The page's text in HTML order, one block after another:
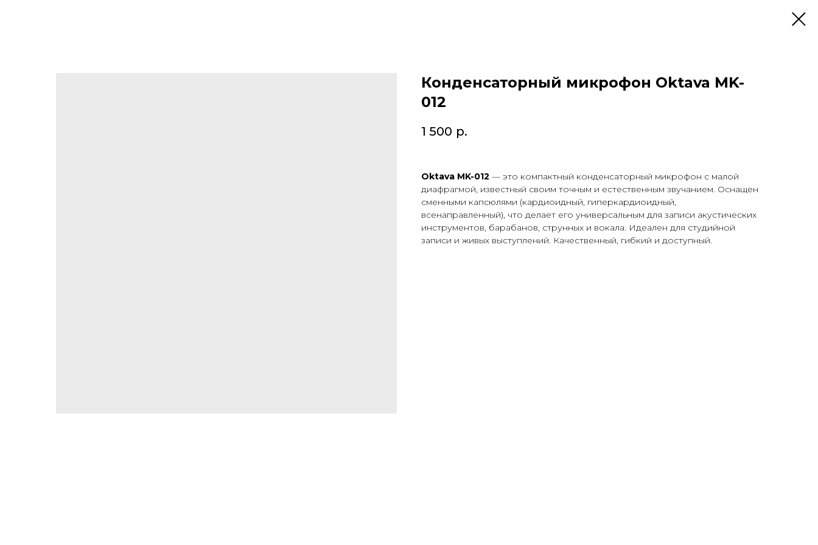
Конденсаторный микрофон Oktava MK-
012
1 500 р.
Oktava MK-012 — это компактный конденсаторный микрофон с малой
диафрагмой, известный своим точным и естественным звучанием. Оснащен
сменными капсюлями (кардиоидный, гиперкардиоидный,
всенаправленный), что делает его универсальным для записи акустических
инструментов, барабанов, струнных и вокала. Идеален для студийной
записи и живых выступлений. Качественный, гибкий и доступный.